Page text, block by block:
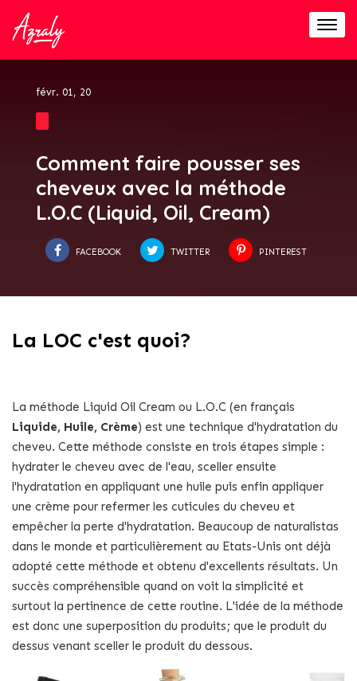
févr. 01, 20
Comment faire pousser ses
cheveux avec la méthode
L.O.C (Liquid, Oil, Cream)
FACEBOOK TWITTER PINTEREST
La LOC c'est quoi?
La méthode Liquid Oil Cream ou L.O.C (en français
Liquide, Huile, Crème) est une technique d'hydratation du
cheveu. Cette méthode consiste en trois étapes simple :
hydrater le cheveu avec de l'eau, sceller ensuite
l'hydratation en appliquant une huile puis enfin appliquer
une crème pour refermer les cuticules du cheveu et
empêcher la perte d'hydratation. Beaucoup de naturalistas
dans le monde et particulièrement au Etats-Unis ont déjà
adopté cette méthode et obtenu d'excellents résultats. Un
succès compréhensible quand on voit la simplicité et
surtout la pertinence de cette routine. L'idée de la méthode
est donc une superposition du produits; que le produit du
dessus venant sceller le produit du dessous.